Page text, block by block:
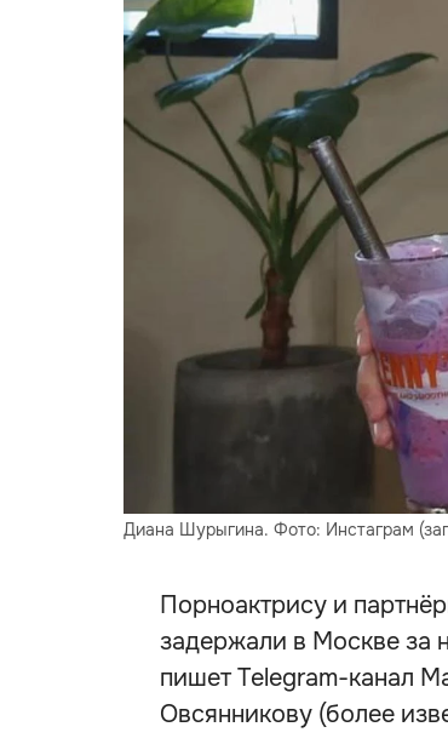
Диана Шурыгина. Фото: Инстаграм
Порноактрису и
задержали в Москве за
пишет Telegram-канал
Овсянникову (более